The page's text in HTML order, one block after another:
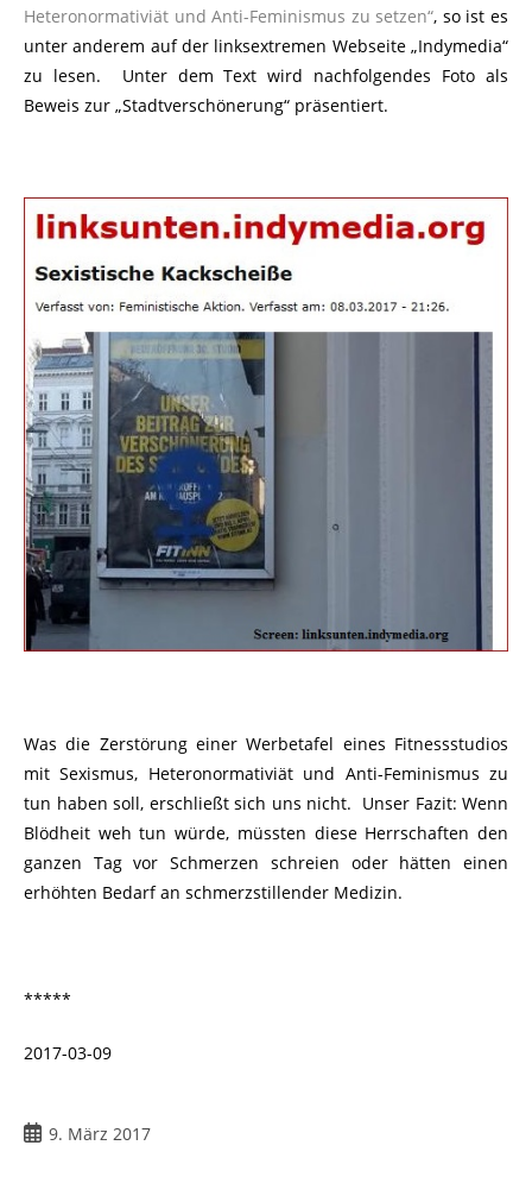
Heteronormativiät und Anti-Feminismus zu setzen“, so ist es
unter anderem auf der linksextremen Webseite „Indymedia“
zu lesen. Unter dem Text wird nachfolgendes Foto als
Beweis zur „Stadtverschönerung“ präsentiert.
Was die Zerstörung einer Werbetafel eines Fitnessstudios
mit Sexismus, Heteronormativiät und Anti-Feminismus zu
tun haben soll, erschließt sich uns nicht. Unser Fazit: Wenn
Blödheit weh tun würde, müssten diese Herrschaften den
ganzen Tag vor Schmerzen schreien oder hätten einen
erhöhten Bedarf an schmerzstillender Medizin.
*****
2017-03-09
Beitrag
9. März 2017